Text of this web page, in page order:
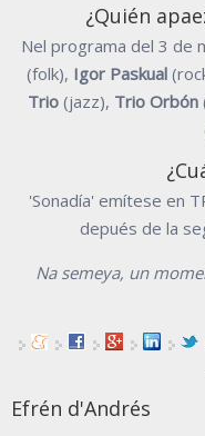
¿Quién
Nel programa del 3 de
(folk), Igor Paskual
Trio (jazz), Trio Orbón
'Sonadía' emítese en
depués de la
Na semeya, un
Efrén d'Andrés